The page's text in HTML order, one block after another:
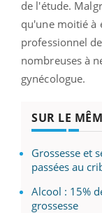
de l'étude.
qu'une moitié à
professionnel
nombreuses à
gynécologue.
SUR LE
Grossesse et
passées au
Alcool : 15%
grossesse